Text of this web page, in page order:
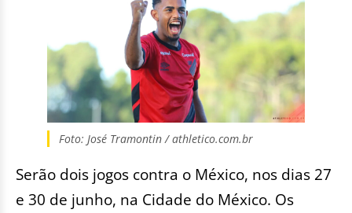
Foto: José Tramontin / athletico.com.br
Serão dois jogos contra o México, nos dias 27
e 30 de junho, na Cidade do México. Os